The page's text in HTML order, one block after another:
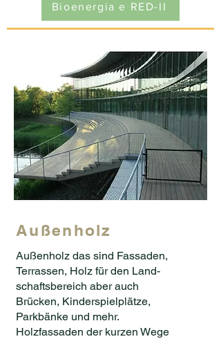
Bioenergia e RED-II
Außenholz
Außenholz das sind Fassaden,
Terrassen, Holz für den Land-
schaftsbereich aber auch
Brücken, Kinderspielplätze,
Parkbänke und mehr.
Holzfassaden der kurzen Wege